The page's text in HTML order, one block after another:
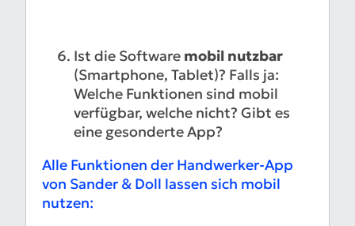
Ist die Software mobil nutzbar
(Smartphone, Tablet)? Falls ja:
Welche Funktionen sind mobil
verfügbar, welche nicht? Gibt es
eine gesonderte App?
Alle Funktionen der Handwerker-App
von Sander & Doll lassen sich mobil
nutzen: